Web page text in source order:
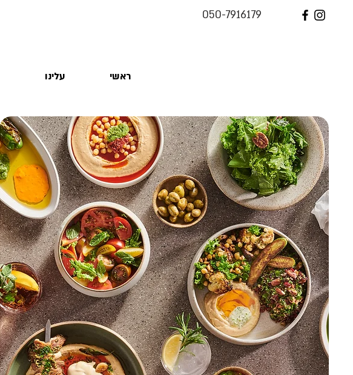
050-7916179
ראשי עלינו